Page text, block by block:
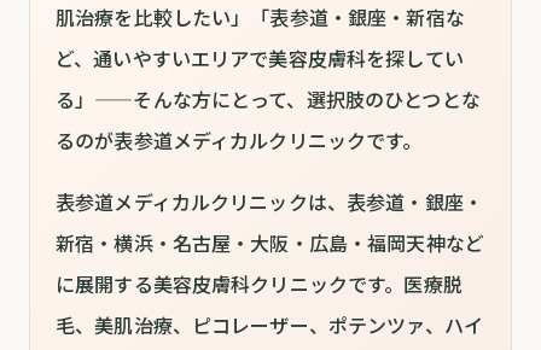
肌治療を比較したい」「表参道・銀座・新宿な
ど、通いやすいエリアで美容皮膚科を探してい
る」——そんな方にとって、選択肢のひとつとな
るのが表参道メディカルクリニックです。
表参道メディカルクリニックは、表参道・銀座・
新宿・横浜・名古屋・大阪・広島・福岡天神など
に展開する美容皮膚科クリニックです。医療脱
毛、美肌治療、ピコレーザー、ポテンツァ、ハイ